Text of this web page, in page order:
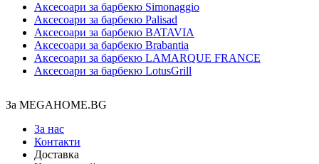
Аксесоари за барбекю Simonaggio
Аксесоари за барбекю Palisad
Аксесоари за барбекю BATAVIA
Аксесоари за барбекю Brabantia
Аксесоари за барбекю LAMARQUE FRANCE
Аксесоари за барбекю LotusGrill
За MEGAHOME.BG
За нас
Контакти
Доставка